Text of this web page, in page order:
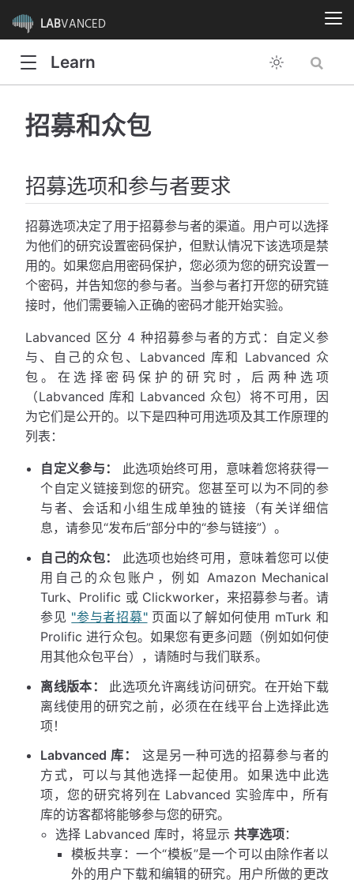
LABVANCED
Learn
招募和众包
招募选项和参与者要求
招募选项决定了用于招募参与者的渠道。用户可以选择
为他们的研究设置密码保护，但默认情况下该选项是禁
用的。如果您启用密码保护，您必须为您的研究设置一
个密码，并告知您的参与者。当参与者打开您的研究链
接时，他们需要输入正确的密码才能开始实验。
Labvanced 区分 4 种招募参与者的方式：自定义参
与、自己的众包、Labvanced 库和 Labvanced 众
包。在选择密码保护的研究时，后两种选项
（Labvanced 库和 Labvanced 众包）将不可用，因
为它们是公开的。以下是四种可用选项及其工作原理的
列表：
自定义参与：
此选项始终可用，意味着您将获得一
个自定义链接到您的研究。您甚至可以为不同的参
与者、会话和小组生成单独的链接（有关详细信
息，请参见“发布后”部分中的“参与链接”）。
自己的众包：
此选项也始终可用，意味着您可以使
用自己的众包账户，例如 Amazon Mechanical
Turk、Prolific 或 Clickworker，来招募参与者。请
参见 "参与者招募"页面以了解如何使用 mTurk 和
Prolific 进行众包。如果您有更多问题（例如如何使
用其他众包平台），请随时与我们联系。
离线版本：
此选项允许离线访问研究。在开始下载
离线使用的研究之前，必须在在线平台上选择此选
项！
Labvanced 库：
这是另一种可选的招募参与者的
方式，可以与其他选择一起使用。如果选中此选
项，您的研究将列在 Labvanced 实验库中，所有
库的访客都将能够参与您的研究。
选择 Labvanced 库时，将显示共享选项：
模板共享：一个“模板”是一个可以由除作者以
外的用户下载和编辑的研究。用户所做的更改